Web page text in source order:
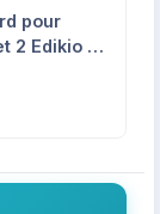
pour
2 Edikio et